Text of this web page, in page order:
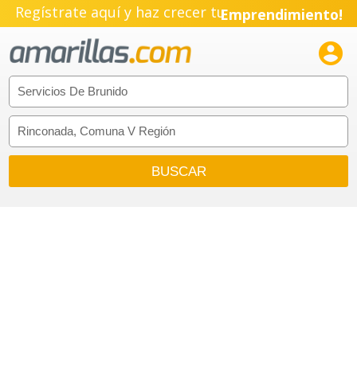
Regístrate aquí y haz crecer tuEmprendimiento!
